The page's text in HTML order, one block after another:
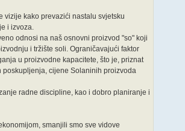
vizije kako prevazići nastalu svjetsku
i izvoza.
odnosi na naš osnovni proizvod "so" koji
i tržište soli. Ograničavajući faktor
u proizvodne kapacitete, što je, priznat
poskupljenja, cijene Solaninih proizvoda
radne discipline, kao i dobro planiranje i
smanjili smo sve vidove